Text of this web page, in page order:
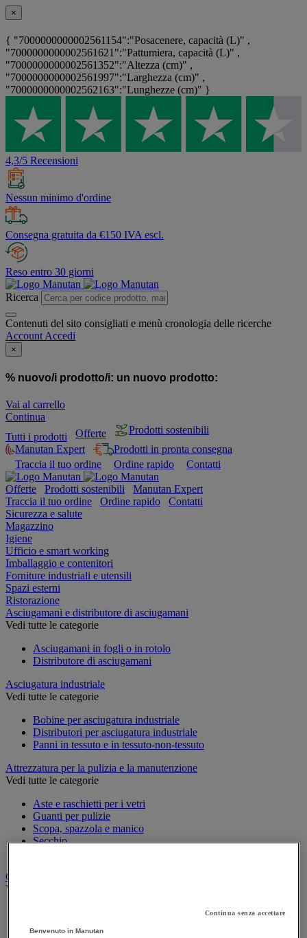
×
{ "7000000000002561154":"Posacenere, capacità (L)" ,
"7000000000002561621":"Pattumiera, capacità (L)" ,
"7000000000002561352":"Altezza (cm)" ,
"7000000000002561997":"Larghezza (cm)" ,
"7000000000002562163":"Lunghezze (cm)" }
4,3/5 Recensioni
Nessun minimo d'ordine
Consegna gratuita da €150 IVA escl.
Reso entro 30 giorni
Ricerca
Contenuti del sito consigliati e menù cronologia delle ricerche
Account Accedi
×
% nuovo/i prodotto/i: un nuovo prodotto:
Vai al carrello
Continua
Tutti i prodotti
Offerte
Prodotti sostenibili
Manutan Expert
Prodotti in pronta consegna
Traccia il tuo ordine
Ordine rapido Contatti
Offerte Prodotti sostenibili
Manutan Expert
Traccia il tuo ordine
Ordine rapido
Contatti
Sicurezza e salute
Magazzino
Igiene
Ufficio e smart working
Imballaggio e contenitori
Forniture industriali e utensili
Spazi esterni
Ristorazione
Asciugamani e distributore di asciugamani
Vedi tutte le categorie
Asciugamani in fogli o in rotolo
Distributore di asciugamani
Asciugatura industriale
Vedi tutte le categorie
Bobine per asciugatura industriale
Distributori per asciugatura industriale
Panni in tessuto e in tessuto-non-tessuto
Attrezzatura per la pulizia e la manutenzione
Vedi tutte le categorie
Aste e raschietti per i vetri
Guanti per pulizie
Scopa, spazzola e manico
Secchio
Carrello e armadio per biancheria
Vedi tutte le categorie
Continua senza accettare
Benvenuto in Manutan